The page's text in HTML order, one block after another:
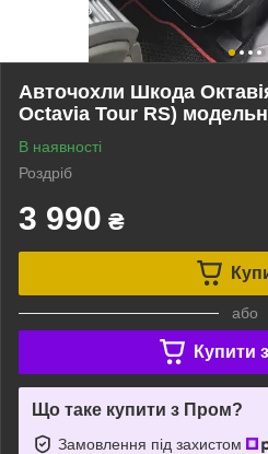
Авточохли Шкода
Octavia Tour RS)
В наявності
Роздріб
3 990 ₴
або
Купити з
Що таке купити з Пром?
Замовлення під захистом